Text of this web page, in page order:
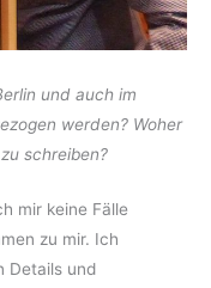
und auch im
werden? Woher
schreiben?
mir keine Fälle
zu mir. Ich
Details und